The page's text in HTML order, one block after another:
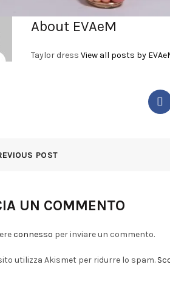
About EVAeM
Taylor dress View all posts by
POST
UN COMMENTO
connesso per inviare un commento.
utilizza Akismet per ridurre lo spam.